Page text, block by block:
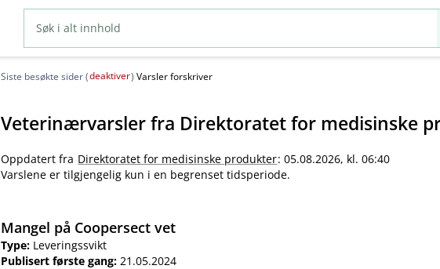
Siste besøkte sider (deaktiver) Varsler forskriver
Veterinærvarsler fra Direktoratet for medisinske
Oppdatert fra Direktoratet for medisinske produkter: 05.08.2026, kl. 06:40
Varslene er tilgjengelig kun i en begrenset tidsperiode.
Mangel på Coopersect vet
Type: Leveringssvikt
Publisert første gang:21.05.2024